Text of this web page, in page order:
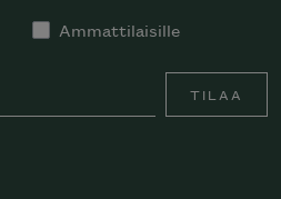
Ammattilaisille
TILAA